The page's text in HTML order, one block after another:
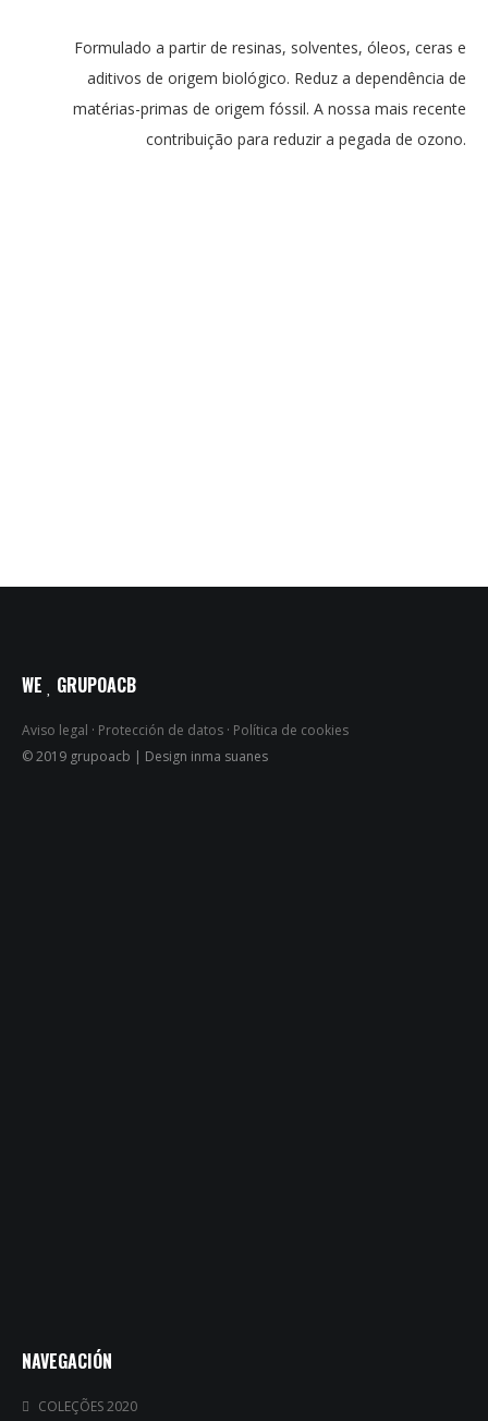
Formulado a partir de resinas, solventes, óleos, ceras e
aditivos de origem biológico. Reduz a dependência de
matérias-primas de origem fóssil. A nossa mais recente
contribuição para reduzir a pegada de ozono.
WE GRUPOACB
Aviso legal · Protección de datos · Política de cookies
© 2019 grupoacb | Design inma suanes
NAVEGACIÓN
COLEÇÕES 2020